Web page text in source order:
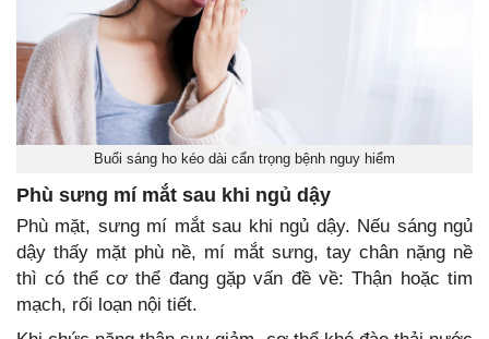
Buổi sáng ho kéo dài cẩn trọng bệnh nguy hiểm
Phù sưng mí mắt sau khi ngủ dậy
Phù mặt, sưng mí mắt sau khi ngủ dậy. Nếu sáng ngủ
dậy thấy mặt phù nề, mí mắt sưng, tay chân nặng nề
thì có thể cơ thể đang gặp vấn đề về: Thận hoặc tim
mạch, rối loạn nội tiết.